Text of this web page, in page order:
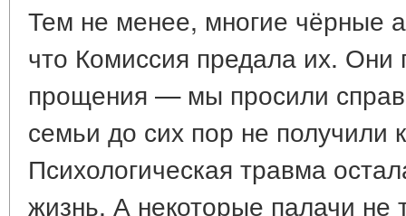
Тем не менее, многие чёрные
что Комиссия предала их.
прощения — мы просили
семьи до сих пор не получили
Психологическая травма
жизнь. А некоторые палачи не